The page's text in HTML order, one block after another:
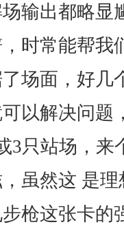
输出都略显
时常能帮我
场面，好几
以解决问题
3只站场，来
虽然这 是
枪这张卡的